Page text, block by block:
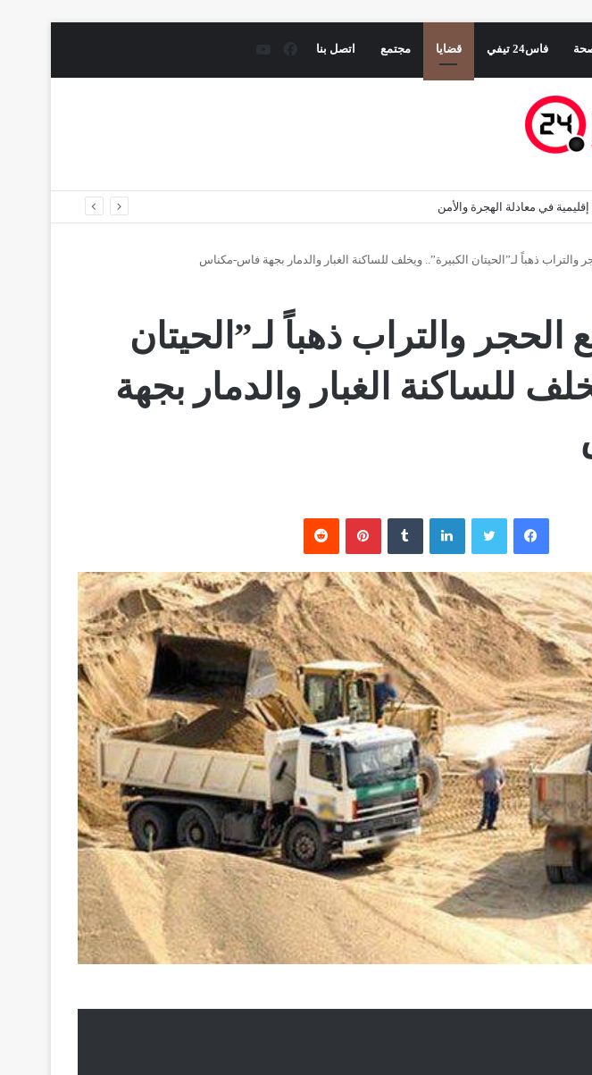
فاس24 تيفي قضايا مجتمع اتصل بنا
والتراب ذهباً لـ”الحيتان الكبيرة”.. ويخلف للساكنة الغبار والدمار بجهة فاس-مكناس
الحجر والتراب ذهباً لـ”الحيتان
للساكنة الغبار والدمار بجهة
فيسبوك تويتر لينكدإن بينتيريست